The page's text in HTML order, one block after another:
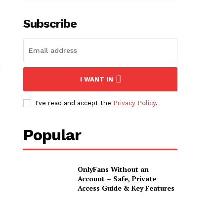
Subscribe
I WANT IN
I've read and accept the Privacy Policy.
Popular
OnlyFans Without an
Account – Safe, Private
Access Guide & Key Features